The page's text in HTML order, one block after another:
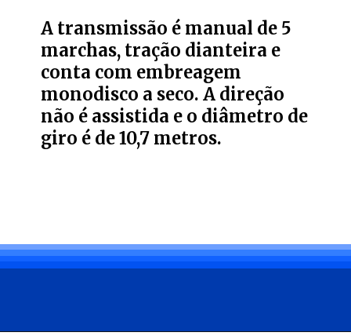
A transmissão é manual de 5
marchas, tração dianteira e
conta com embreagem
monodisco a seco. A direção
não é assistida e o diâmetro de
giro é de 10,7 metros.